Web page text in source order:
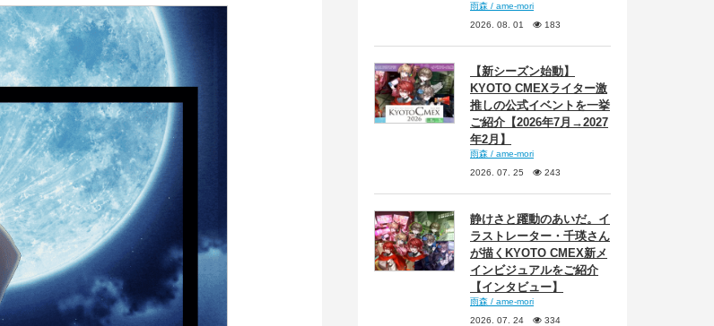
雨森 / ame-mori
2026. 08. 01
183
【新シーズン始動】
KYOTO CMEXライター激
推しの公式イベントを一挙
ご紹介【2026年7月→2027
年2月】
雨森 / ame-mori
2026. 07. 25
243
静けさと躍動のあいだ。イ
ラストレーター・千瑛さん
が描くKYOTO CMEX新メ
インビジュアルをご紹介
【インタビュー】
雨森 / ame-mori
2026. 07. 24
334